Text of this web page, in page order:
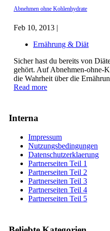
Abnehmen ohne Kohlenhydrate
Feb 10, 2013 |
Ernährung & Diät
Sicher hast du bereits von
gehört. Auf Abnehmen-ohne-
die Wahrheit über die
Read more
Interna
Impressum
Nutzungsbedingungen
Datenschutzerklaerung
Partnerseiten Teil 1
Partnerseiten Teil 2
Partnerseiten Teil 3
Partnerseiten Teil 4
Partnerseiten Teil 5